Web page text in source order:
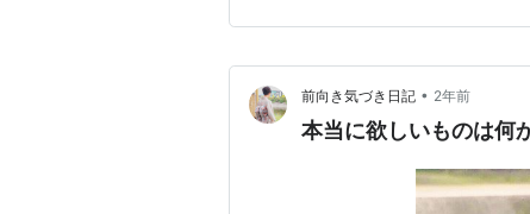
前向き気づき日記 • 2年前
本当に欲しいものは何